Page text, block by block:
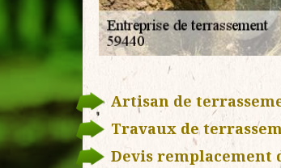
Artisan de
Travaux de
Devis remplacement